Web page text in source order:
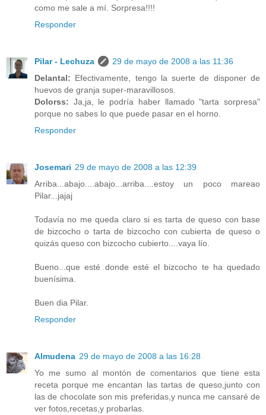
como me sale a mí. Sorpresa!!!!
Responder
Pilar - Lechuza
29 de mayo de 2008 a las 11:36
Delantal: Efectivamente, tengo la suerte de disponer de
huevos de granja super-maravillosos.
Dolorss: Ja,ja, le podría haber llamado "tarta sorpresa"
porque no sabes lo que puede pasar en el horno.
Responder
Josemari 29 de mayo de 2008 a las 12:39
Arriba...abajo....abajo...arriba....estoy un poco mareao
Pilar...jajaj
Todavía no me queda claro si es tarta de queso con base
de bizcocho o tarta de bizcocho con cubierta de queso o
quizás queso con bizcocho cubierto....vaya lío.
Bueno...que esté donde esté el bizcocho te ha quedado
buenísima.
Buen dia Pilar.
Responder
Almudena 29 de mayo de 2008 a las 16:28
Yo me sumo al montón de comentarios que tiene esta
receta porque me encantan las tartas de queso,junto con
las de chocolate son mis preferidas,y nunca me cansaré de
ver fotos,recetas,y probarlas.